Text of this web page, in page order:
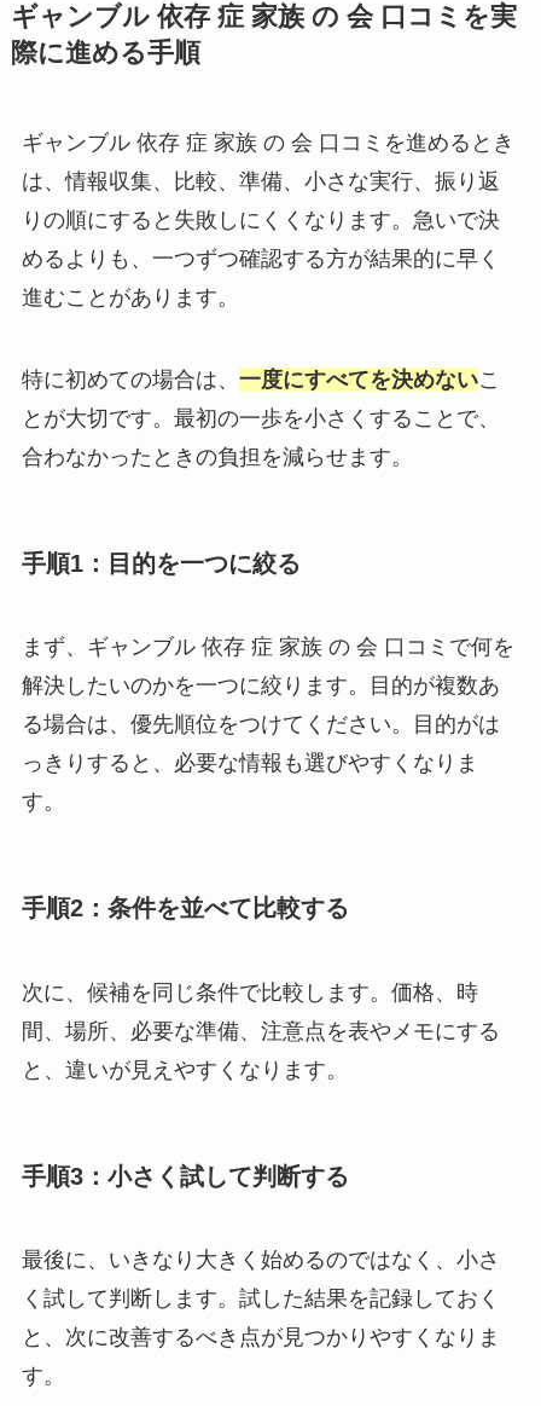
ギャンブル 依存 症 家族 の 会 口コミを実
際に進める手順
ギャンブル 依存 症 家族 の 会 口コミを進めるとき
は、情報収集、比較、準備、小さな実行、振り返
りの順にすると失敗しにくくなります。急いで決
めるよりも、一つずつ確認する方が結果的に早く
進むことがあります。
特に初めての場合は、 一度にすべてを決めないこ
とが大切です。最初の一歩を小さくすることで、
合わなかったときの負担を減らせます。
手順1：目的を一つに絞る
まず、ギャンブル 依存 症 家族 の 会 口コミで何を
解決したいのかを一つに絞ります。目的が複数あ
る場合は、優先順位をつけてください。目的がは
っきりすると、必要な情報も選びやすくなりま
す。
手順2：条件を並べて比較する
次に、候補を同じ条件で比較します。価格、時
間、場所、必要な準備、注意点を表やメモにする
と、違いが見えやすくなります。
手順3：小さく試して判断する
最後に、いきなり大きく始めるのではなく、小さ
く試して判断します。試した結果を記録しておく
と、次に改善するべき点が見つかりやすくなりま
す。